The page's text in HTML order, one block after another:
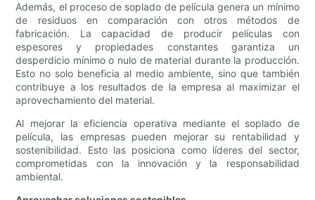
Además, el proceso de soplado de película genera un mínimo
de residuos en comparación con otros métodos de
fabricación. La capacidad de producir películas con
espesores y propiedades constantes garantiza un
desperdicio mínimo o nulo de material durante la producción.
Esto no solo beneficia al medio ambiente, sino que también
contribuye a los resultados de la empresa al maximizar el
aprovechamiento del material.
Al mejorar la eficiencia operativa mediante el soplado de
película, las empresas pueden mejorar su rentabilidad y
sostenibilidad. Esto las posiciona como líderes del sector,
comprometidas con la innovación y la responsabilidad
ambiental.